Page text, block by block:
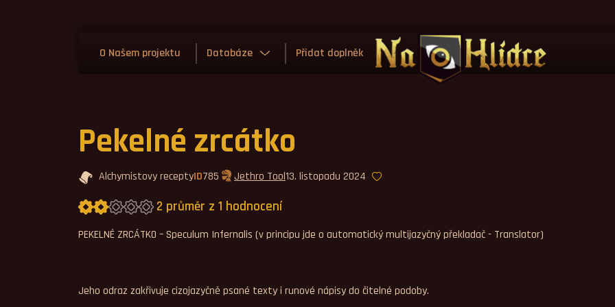
O Našem projektu Databáze Přidat doplněk
Pekelné zrcátko
Alchymistovy receptyID785 Jethro Tool13. listopadu 2024
2 průměr z 1 hodnocení
Průměrné hodnocení 2,0.
PEKELNÉ ZRCÁTKO – Speculum Infernalis (v principu jde o automatický multijazyčný překladač - Translator)
Jeho odraz zakřivuje cizojazyčně psané texty i runové nápisy do čitelné podoby.